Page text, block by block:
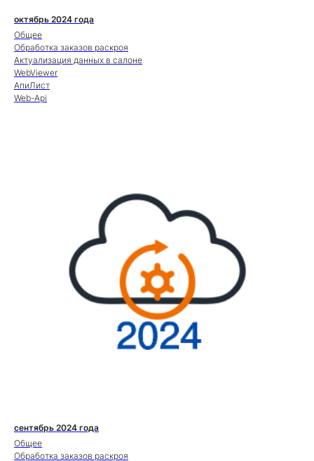
октябрь 2024 года
Общее
Обработка заказов раскроя
Актуализация данных в салоне
WebViewer
АпиЛист
Web-Api
сентябрь 2024 года
Общее
Обработка заказов раскроя